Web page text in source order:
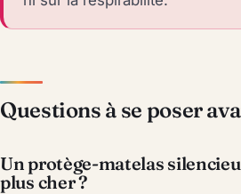
Questions à se poser
Un protège-matelas
plus cher ?